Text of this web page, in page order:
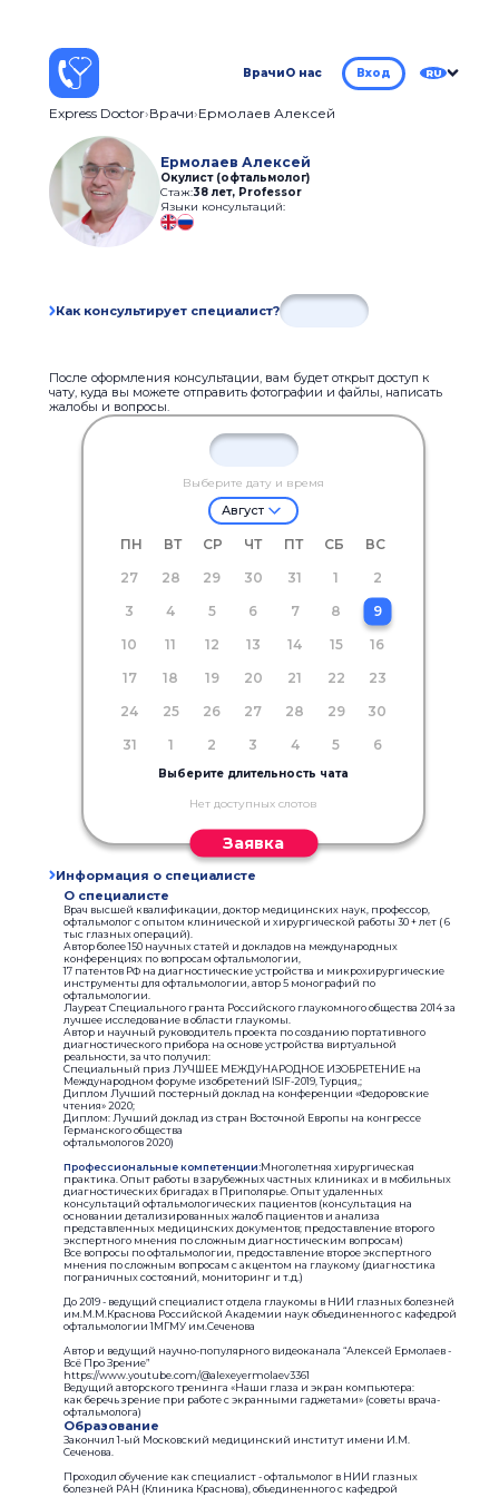
ВрачиО нас Вход RU
Express Doctor Врачи Ермолаев Алексей
Ермолаев Алексей
Окулист (офтальмолог)
Стаж:38 лет, Professor
Языки консультаций:
Как консультирует специалист?
После оформления консультации, вам будет открыт доступ к
чату, куда вы можете отправить фотографии и файлы, написать
жалобы и вопросы.
Выберите дату и время
Август
ПН ВТ СР ЧТ ПТ СБ
ВС
27
28 29 30 31 1
2
3
4 5 6 7 8
9
10
11 12 13 14 15
16
17
18 19 20 21 22
23
24
25 26 27 28 29
30
31
1 2 3 4 5 6
Выберите длительность чата
Нет доступных слотов
Заявка
Информация о специалисте
О специалисте
Врач высшей квалификации, доктор медицинских наук, профессор,
офтальмолог с опытом клинической и хирургической работы 30 + лет ( 6
тыс глазных операций).
Автор более 150 научных статей и докладов на международных
конференциях по вопросам офтальмологии,
17 патентов РФ на диагностические устройства и микрохирургические
инструменты для офтальмологии, автор 5 монографий по
офтальмологии.
Лауреат Специального гранта Российского глаукомного общества 2014 за
лучшее исследование в области глаукомы.
Автор и научный руководитель проекта по созданию портативного
диагностического прибора на основе устройства виртуальной
реальности, за что получил:
Специальный приз ЛУЧШЕЕ МЕЖДУНАРОДНОЕ ИЗОБРЕТЕНИЕ на
Международном форуме изобретений ISIF-2019, Турция,;
Диплом Лучший постерный доклад на конференции «Федоровские
чтения» 2020;
Диплом: Лучший доклад из стран Восточной Европы на конгрессе
Германского общества
офтальмологов 2020)
Профессиональные компетенции:Многолетняя хирургическая
практика. Опыт работы в зарубежных частных клиниках и в мобильных
диагностических бригадах в Приполярье. Опыт удаленных
консультаций офтальмологических пациентов (консультация на
основании детализированных жалоб пациентов и анализа
представленных медицинских документов; предоставление второго
экспертного мнения по сложным диагностическим вопросам)
Все вопросы по офтальмологии, предоставление второе экспертного
мнения по сложным вопросам с акцентом на глаукому (диагностика
пограничных состояний, мониторинг и т.д.)
До 2019 - ведущий специалист отдела глаукомы в НИИ глазных болезней
им.М.М.Краснова Российской Академии наук объединенного с кафедрой
офтальмологии 1МГМУ им.Сеченова
Автор и ведущий научно-популярного видеоканала “Алексей Ермолаев -
Всё Про Зрение”
https://www.youtube.com/@alexeyermolaev3361
Ведущий авторского тренинга «Наши глаза и экран компьютера: ​
как беречь зрение при работе с экранными гаджетами»​ (советы врача-
офтальмолога)
Образование
Закончил 1-ый Московский медицинский институт имени И.М.
Сеченова.
Проходил обучение как специалист - офтальмолог в НИИ глазных
болезней РАН (Клиника Краснова), объединенного с кафедрой